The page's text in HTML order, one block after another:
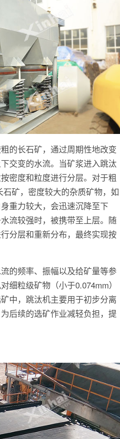
的长石矿，通过周期性地改变
交变的水流。当矿浆进入跳汰
密度和粒度进行分层。对于粗
矿，密度较大的杂质矿物，如
重力较大，会迅速沉降至下
流较强时，被携带至上层。随
分层和重新分布，最终实现按
的频率、振幅以及给矿量等参
细粒级矿物（小于0.074mm）
中，跳汰机主要用于初步分离
后续的选矿作业减轻负担，提